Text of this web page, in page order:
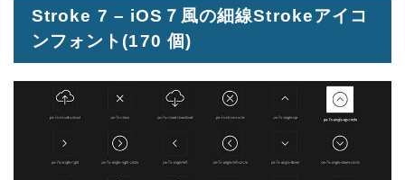
Stroke 7 – iOS７風の細線Strokeアイコ
ンフォント (170 個)